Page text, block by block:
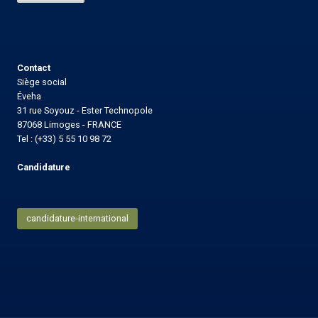
Contact
Siège social
Éveha
31 rue Soyouz - Ester Technopole
87068 Limoges - FRANCE
Tel : (+33) 5 55 10 98 72
Candidature
candidature-international